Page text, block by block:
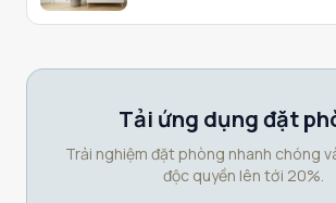
Tải ứng dụng đặt
Trải nghiệm đặt phòng nhanh chóng
độc quyền lên tới 20%.